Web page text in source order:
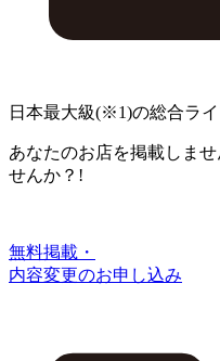
日本最大級(※1)の総合ラ
あなたのお店を掲載しませ
せんか？!
無料掲載・
内容変更のお申し込み